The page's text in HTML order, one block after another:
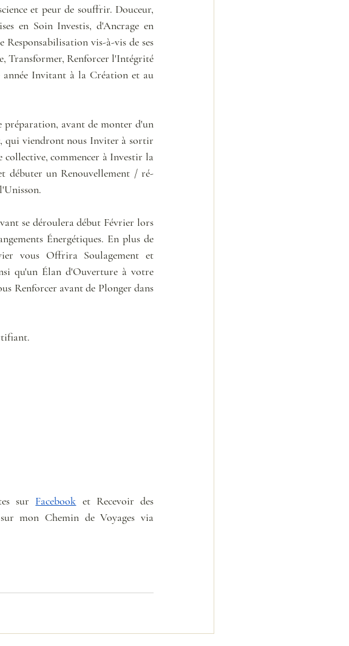
et peur de souffrir. Douceur,
en Soin Investis, d'Ancrage en
vis-à-vis de ses
Transformer, Renforcer l'Intégrité
année Invitant à la Création et au
préparation, avant de monter d'un
qui viendront nous Inviter à sortir
collective, commencer à Investir la
débuter un Renouvellement / ré-
se déroulera début Février lors
Énergétiques. En plus de
vous Offrira Soulagement et
qu'un Élan d'Ouverture à votre
Renforcer avant de Plonger dans
sur Facebook et Recevoir des